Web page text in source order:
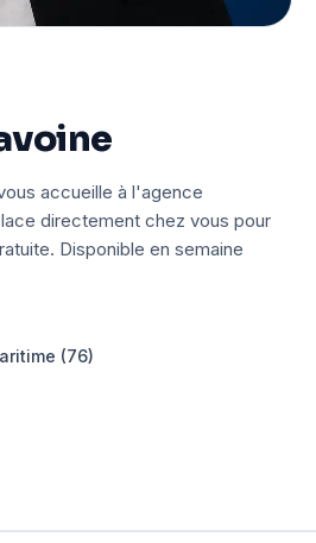
accueille à l'agence
directement chez vous pour
Disponible en semaine
(76)